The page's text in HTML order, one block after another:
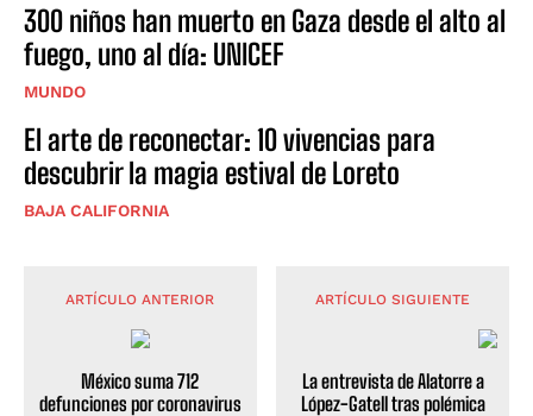
300 niños han muerto en Gaza desde el alto al
fuego, uno al día: UNICEF
MUNDO
El arte de reconectar: 10 vivencias para
descubrir la magia estival de Loreto
BAJA CALIFORNIA
ARTÍCULO ANTERIOR
México suma 712
defunciones por coronavirus
ARTÍCULO SIGUIENTE
La entrevista de Alatorre a
López-Gatell tras polémica